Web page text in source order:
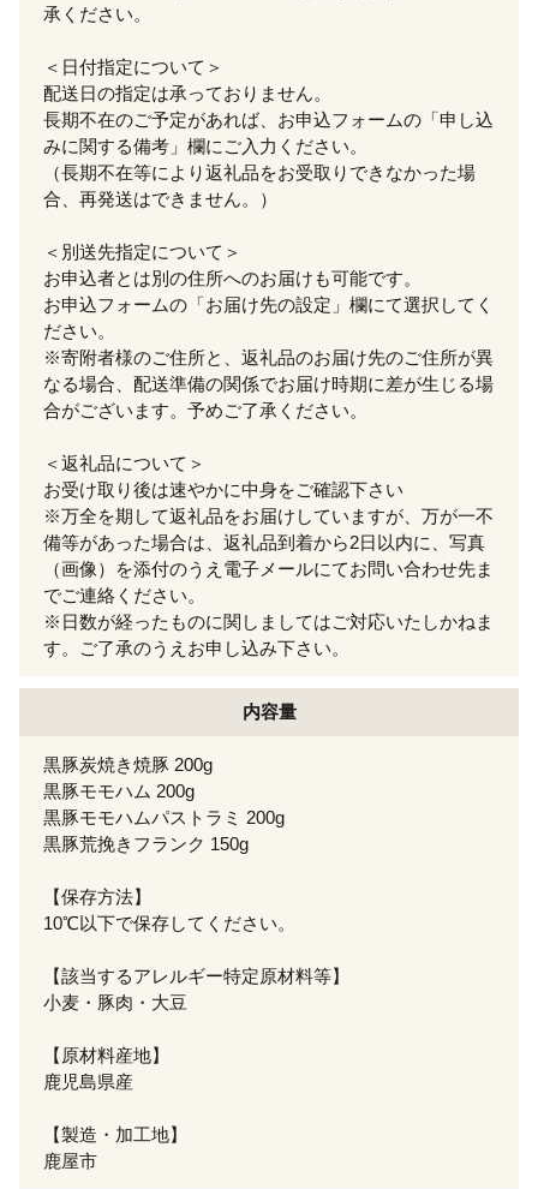
承ください。
＜日付指定について＞
配送日の指定は承っておりません。
長期不在のご予定があれば、お申込フォームの「申し込
みに関する備考」欄にご入力ください。
（長期不在等により返礼品をお受取りできなかった場
合、再発送はできません。）
＜別送先指定について＞
お申込者とは別の住所へのお届けも可能です。
お申込フォームの「お届け先の設定」欄にて選択してく
ださい。
※寄附者様のご住所と、返礼品のお届け先のご住所が異
なる場合、配送準備の関係でお届け時期に差が生じる場
合がございます。予めご了承ください。
＜返礼品について＞
お受け取り後は速やかに中身をご確認下さい
※万全を期して返礼品をお届けしていますが、万が一不
備等があった場合は、返礼品到着から2日以内に、写真
（画像）を添付のうえ電子メールにてお問い合わせ先ま
でご連絡ください。
※日数が経ったものに関しましてはご対応いたしかねま
す。ご了承のうえお申し込み下さい。
内容量
黒豚炭焼き焼豚 200g
黒豚モモハム 200g
黒豚モモハムパストラミ 200g
黒豚荒挽きフランク 150g
【保存方法】
10℃以下で保存してください。
【該当するアレルギー特定原材料等】
小麦・豚肉・大豆
【原材料産地】
鹿児島県産
【製造・加工地】
鹿屋市